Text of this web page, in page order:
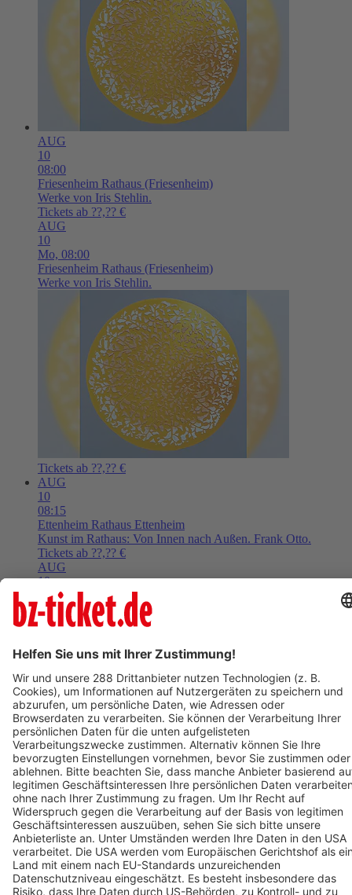
AUG
10
08:00
Friesenheim Rathaus (Friesenheim)
Werke von Iris Stehlin.
Tickets ab ??,?? €
AUG
10
Mo, 08:00
Friesenheim Rathaus (Friesenheim)
Werke von Iris Stehlin.
Tickets ab ??,?? €
AUG
10
08:15
Ettenheim Rathaus Ettenheim
Kunst im Rathaus: Von Innen nach Außen. Frank Otto.
Tickets ab ??,?? €
AUG
10
Mo, 08:15
Ettenheim Rathaus Ettenheim
Kunst im Rathaus: Von Innen nach Außen. Frank Otto.
BZ-Card
Freiburg im Breisgau
Varieté am Seepark 2026